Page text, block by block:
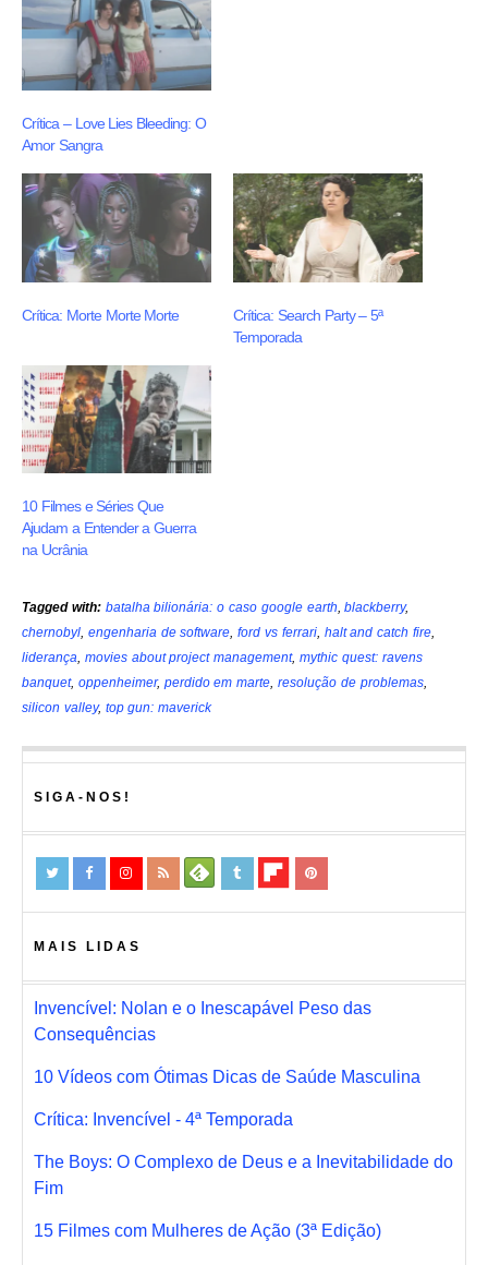
Crítica – Love Lies Bleeding: O
Amor Sangra
Crítica: Morte Morte Morte
Crítica: Search Party – 5ª
Temporada
10 Filmes e Séries Que
Ajudam a Entender a Guerra
na Ucrânia
Tagged with: batalha bilionária: o caso google earth,blackberry,
chernobyl, engenharia de software,ford vs ferrari, halt and catch fire,
liderança, movies about project management,mythic quest: ravens
banquet, oppenheimer, perdido em marte,resolução de problemas,
silicon valley, top gun: maverick
SIGA-NOS!
MAIS LIDAS
Invencível: Nolan e o Inescapável Peso das
Consequências
10 Vídeos com Ótimas Dicas de Saúde Masculina
Crítica: Invencível - 4ª Temporada
The Boys: O Complexo de Deus e a Inevitabilidade do
Fim
15 Filmes com Mulheres de Ação (3ª Edição)